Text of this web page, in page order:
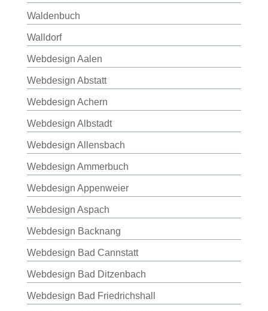
Waldenbuch
Walldorf
Webdesign Aalen
Webdesign Abstatt
Webdesign Achern
Webdesign Albstadt
Webdesign Allensbach
Webdesign Ammerbuch
Webdesign Appenweier
Webdesign Aspach
Webdesign Backnang
Webdesign Bad Cannstatt
Webdesign Bad Ditzenbach
Webdesign Bad Friedrichshall